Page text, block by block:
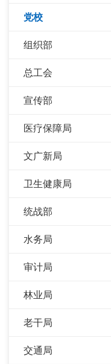
党校
组织部
总工会
宣传部
医疗保障局
文广新局
卫生健康局
统战部
水务局
审计局
林业局
老干局
交通局